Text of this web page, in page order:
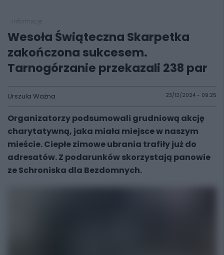
Wesoła Świąteczna Skarpetka
zakończona sukcesem.
Tarnogórzanie przekazali 238 par
Urszula Ważna 23/12/2024 - 09:25
Organizatorzy podsumowali grudniową akcję
charytatywną, jaka miała miejsce w naszym
mieście. Ciepłe zimowe ubrania trafiły już do
adresatów. Z podarunków skorzystają panowie
zeSchroniska dla Bezdomnych.